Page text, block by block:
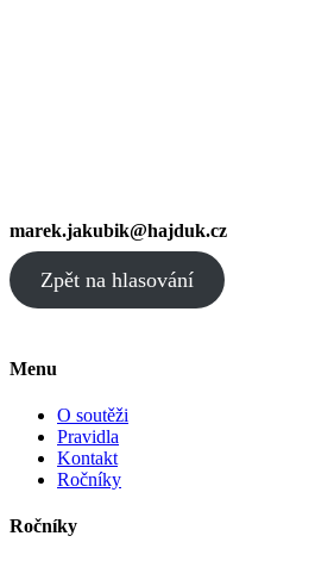
marek.jakubik@hajduk.cz
Zpět na hlasování
Menu
O soutěži
Pravidla
Kontakt
Ročníky
Ročníky